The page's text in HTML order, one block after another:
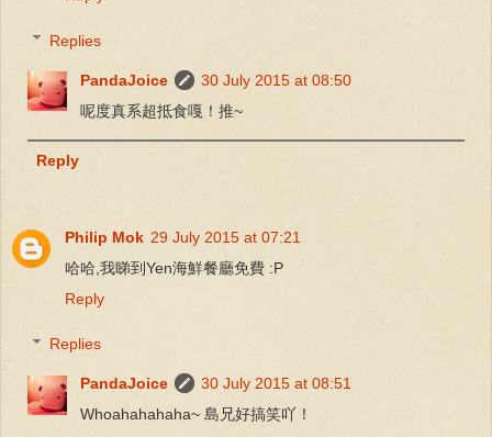
Replies
PandaJoice
30 July 2015 at 08:50
呢度真系超抵食嘎！推~
Reply
Philip Mok 29 July 2015 at 07:21
哈哈,我睇到Yen海鮮餐廳免費 :P
Reply
Replies
PandaJoice
30 July 2015 at 08:51
Whoahahahaha~ 島兄好搞笑吖！